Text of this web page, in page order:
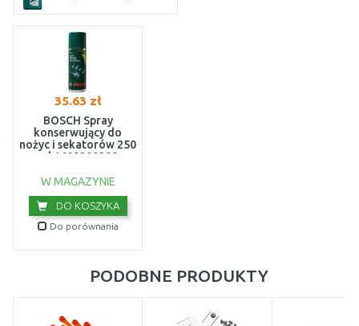
35.63 zł
BOSCH Spray
konserwujący do
nożyc i sekatorów 250
ml 1609200399
W MAGAZYNIE
DO KOSZYKA
Do porównania
PODOBNE PRODUKTY